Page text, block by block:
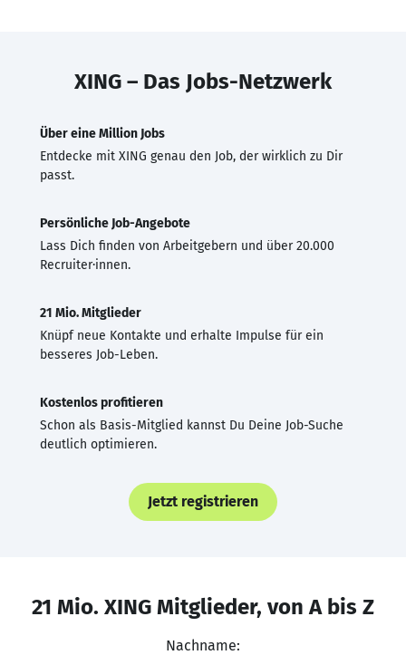
XING – Das Jobs-Netzwerk
Über eine Million Jobs
Entdecke mit XING genau den Job, der wirklich zu Dir
passt.
Persönliche Job-Angebote
Lass Dich finden von Arbeitgebern und über 20.000
Recruiter·innen.
21 Mio. Mitglieder
Knüpf neue Kontakte und erhalte Impulse für ein
besseres Job-Leben.
Kostenlos profitieren
Schon als Basis-Mitglied kannst Du Deine Job-Suche
deutlich optimieren.
Jetzt registrieren
21 Mio. XING Mitglieder, von A bis Z
Nachname: